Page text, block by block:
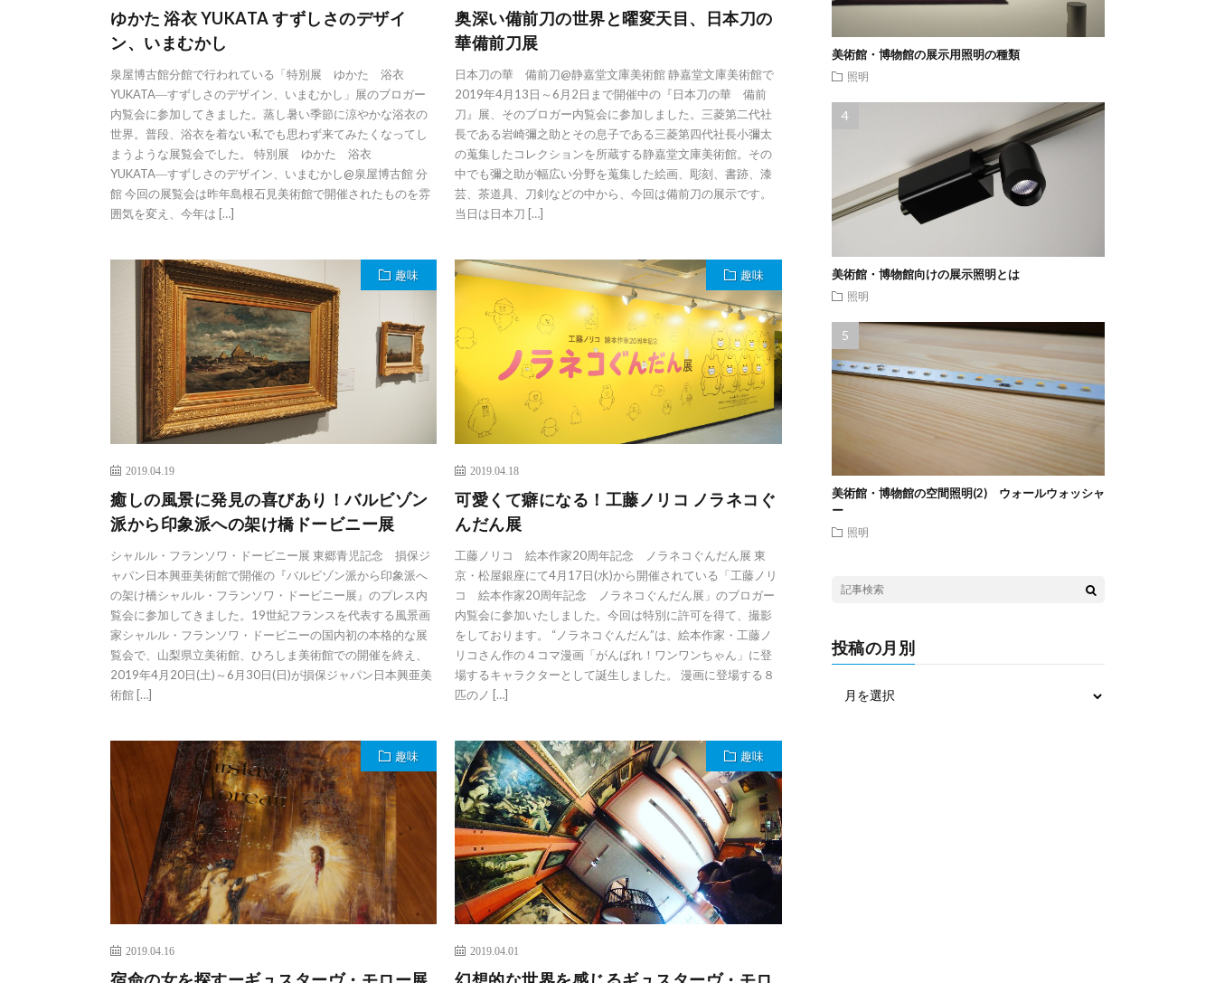
ゆかた 浴衣 YUKATA すずしさのデザイ
ン、いまむかし
泉屋博古館分館で行われている「特別展 ゆかた 浴衣
YUKATA―すずしさのデザイン、いまむかし」展のブロガー
内覧会に参加してきました。蒸し暑い季節に涼やかな浴衣の
世界。普段、浴衣を着ない私でも思わず来てみたくなってし
まうような展覧会でした。 特別展 ゆかた 浴衣
YUKATA―すずしさのデザイン、いまむかし@泉屋博古館 分
館 今回の展覧会は昨年島根石見美術館で開催されたものを雰
囲気を変え、今年は […]
奥深い備前刀の世界と曜変天目、日本刀の
華備前刀展
日本刀の華 備前刀@静嘉堂文庫美術館 静嘉堂文庫美術館で
2019年4月13日～6月2日まで開催中の『日本刀の華 備前
刀』展、そのブロガー内覧会に参加しました。三菱第二代社
長である岩崎彌之助とその息子である三菱第四代社長小彌太
の蒐集したコレクションを所蔵する静嘉堂文庫美術館。その
中でも彌之助が幅広い分野を蒐集した絵画、彫刻、書跡、漆
芸、茶道具、刀剣などの中から、今回は備前刀の展示です。
当日は日本刀 […]
趣味
2019.04.19
癒しの風景に発見の喜びあり！バルビゾン
派から印象派への架け橋ドービニー展
シャルル・フランソワ・ドービニー展 東郷青児記念 損保ジ
ャパン日本興亜美術館で開催の『バルビゾン派から印象派へ
の架け橋シャルル・フランソワ・ドービニー展』のプレス内
覧会に参加してきました。19世紀フランスを代表する風景画
家シャルル・フランソワ・ドービニーの国内初の本格的な展
覧会で、山梨県立美術館、ひろしま美術館での開催を終え、
2019年4月20日(土)～6月30日(日)が損保ジャパン日本興亜美
術館 […]
趣味
2019.04.18
可愛くて癖になる！工藤ノリコ ノラネコぐ
んだん展
工藤ノリコ 絵本作家20周年記念 ノラネコぐんだん展 東
京・松屋銀座にて4月17日(水)から開催されている「工藤ノリ
コ 絵本作家20周年記念 ノラネコぐんだん展」のブロガー
内覧会に参加いたしました。今回は特別に許可を得て、撮影
をしております。 “ノラネコぐんだん”は、絵本作家・工藤ノ
リコさん作の４コマ漫画「がんばれ！ワンワンちゃん」に登
場するキャラクターとして誕生しました。 漫画に登場する８
匹のノ […]
趣味
2019.04.16
趣味
2019.04.01
美術館・博物館の展示用照明の種類
照明
美術館・博物館向けの展示照明とは
照明
美術館・博物館の空間照明(2) ウォールウォッシャ
ー
照明
投稿の月別